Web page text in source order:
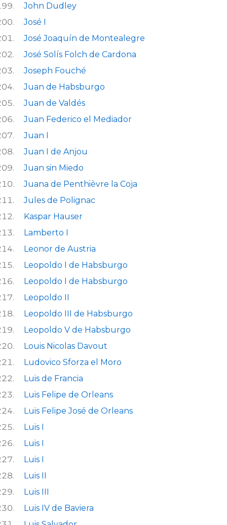
John Dudley
José I
José Joaquín de Montealegre
José Solís Folch de Cardona
Joseph Fouché
Juan de Habsburgo
Juan de Valdés
Juan Federico el Mediador
Juan I
Juan I de Anjou
Juan sin Miedo
Juana de Penthièvre la Coja
Jules de Polignac
Kaspar Hauser
Lamberto I
Leonor de Austria
Leopoldo I de Habsburgo
Leopoldo I de Habsburgo
Leopoldo II
Leopoldo III de Habsburgo
Leopoldo V de Habsburgo
Louis Nicolas Davout
Ludovico Sforza el Moro
Luis de Francia
Luis Felipe de Orleans
Luis Felipe José de Orleans
Luis I
Luis I
Luis I
Luis II
Luis III
Luis IV de Baviera